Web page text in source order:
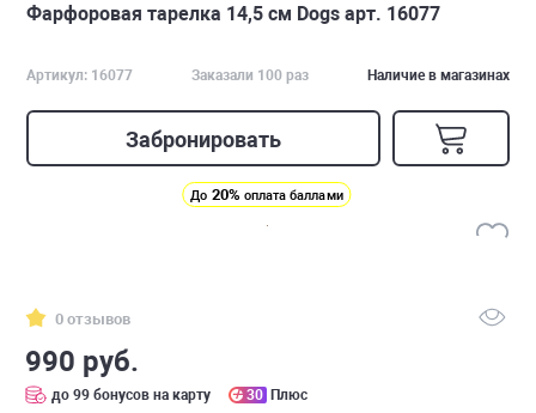
Фарфоровая тарелка 14,5 см Dogs арт. 16077
Артикул: 16077 Заказали 100 раз Наличие в магазинах
Забронировать
До 20% оплата баллами
0 отзывов
990 руб.
до 99 бонусов на карту 30 Плюс